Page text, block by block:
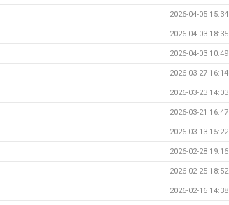
2026-04-05 15:34
2026-04-03 18:35
2026-04-03 10:49
2026-03-27 16:14
2026-03-23 14:03
2026-03-21 16:47
2026-03-13 15:22
2026-02-28 19:16
2026-02-25 18:52
2026-02-16 14:38